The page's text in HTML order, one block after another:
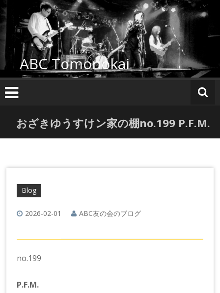
ン
ン
ツ
へ
ス
ッ
ABC Tomonokai
おざきゆうすけン家の棚no.199 P.F.M.
Blog
2026-02-01 ABC友の会のブログ
no.199
P.F.M.